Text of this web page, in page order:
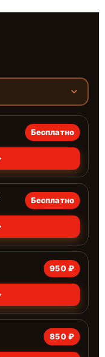
Бесплатно
Бесплатно
950 ₽
850 ₽